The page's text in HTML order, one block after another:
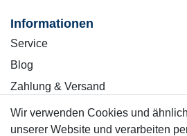
Informationen
Service
Blog
Zahlung & Versand
Sicher einkaufen
Wir verwenden Cookies und
unserer Website und verarbeiten